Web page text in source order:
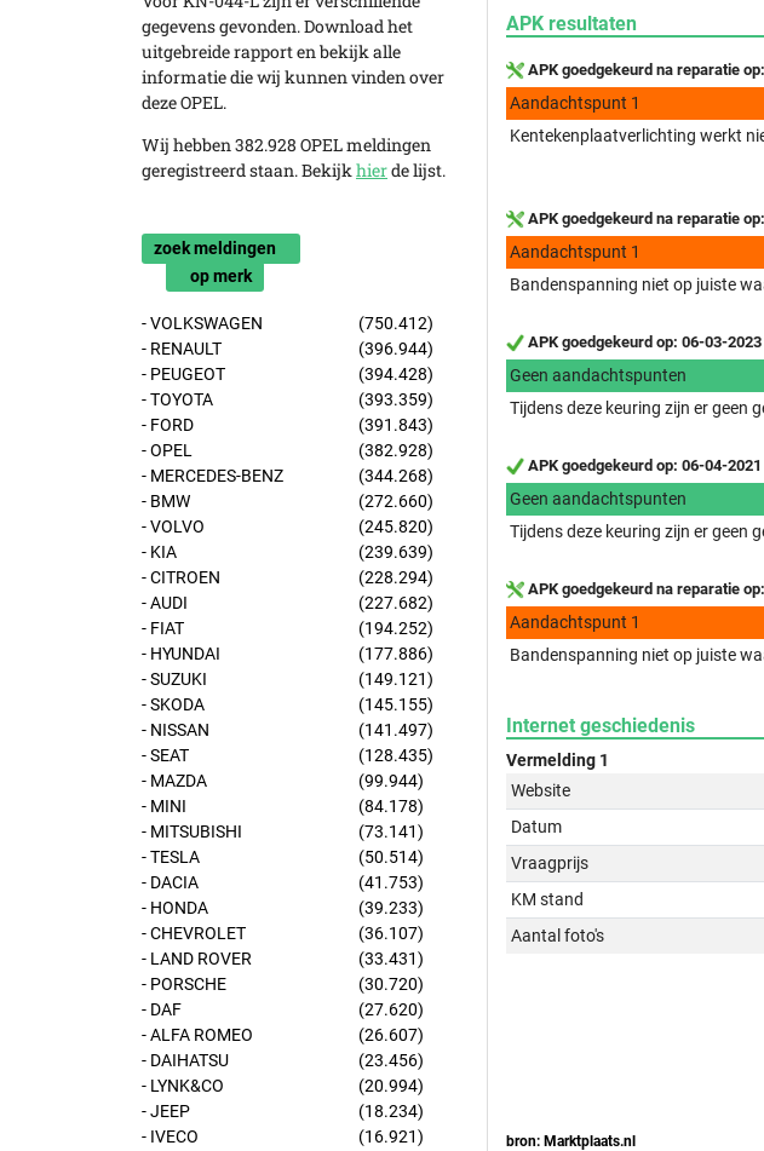
gegevens gevonden. Download het
uitgebreide rapport en bekijk alle
informatie die wij kunnen vinden over
deze OPEL.
Wij hebben 382.928 OPEL meldingen
geregistreerd staan. Bekijkhierde lijst.
zoek meldingen
op merk
- VOLKSWAGEN
(750.412)
- RENAULT
(396.944)
- PEUGEOT
(394.428)
- TOYOTA
(393.359)
- FORD
(391.843)
- OPEL
(382.928)
- MERCEDES-BENZ
(344.268)
- BMW
(272.660)
- VOLVO
(245.820)
- KIA
(239.639)
- CITROEN
(228.294)
- AUDI
(227.682)
- FIAT
(194.252)
- HYUNDAI
(177.886)
- SUZUKI
(149.121)
- SKODA
(145.155)
- NISSAN
(141.497)
- SEAT
(128.435)
- MAZDA
(99.944)
- MINI
(84.178)
- MITSUBISHI
(73.141)
- TESLA
(50.514)
- DACIA
(41.753)
- HONDA
(39.233)
- CHEVROLET
(36.107)
- LAND ROVER
(33.431)
- PORSCHE
(30.720)
- DAF
(27.620)
- ALFA ROMEO
(26.607)
- DAIHATSU
(23.456)
- LYNK&CO
(20.994)
- JEEP
(18.234)
- IVECO
(16.921)
APK resultaten
APK goedgekeurd na reparatie
Aandachtspunt 1
Kentekenplaatverlichting werkt
APK goedgekeurd na reparatie
Aandachtspunt 1
Bandenspanning niet op juiste
APK goedgekeurd op: 06-03-
Geen aandachtspunten
Tijdens deze keuring zijn er geen
APK goedgekeurd op: 06-04-
Geen aandachtspunten
Tijdens deze keuring zijn er geen
APK goedgekeurd na reparatie
Aandachtspunt 1
Bandenspanning niet op juiste
Internet geschiedenis
Vermelding 1
Website
Datum
Vraagprijs
KM stand
Aantal foto's
bron: Marktplaats.nl